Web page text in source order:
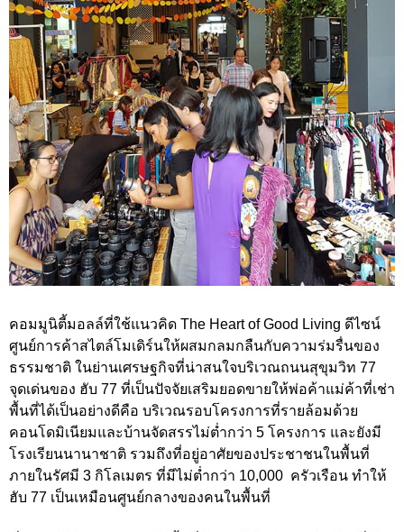
คอมมูนิตี้มอลล์ที่ใช้แนวคิด The Heart of Good Living ดีไซน์
ศูนย์การค้าสไตล์โมเดิร์นให้ผสมกลมกลืนกับความร่มรื่นของ
ธรรมชาติ ในย่านเศรษฐกิจที่น่าสนใจบริเวณถนนสุขุมวิท 77
จุดเด่นของ ฮับ 77 ที่เป็นปัจจัยเสริมยอดขายให้พ่อค้าแม่ค้าที่เช่า
พื้นที่ได้เป็นอย่างดีคือ บริเวณรอบโครงการที่รายล้อมด้วย
คอนโดมิเนียมและบ้านจัดสรรไม่ต่ำกว่า 5 โครงการ และยังมี
โรงเรียนนานาชาติ รวมถึงที่อยู่อาศัยของประชาชนในพื้นที่
ภายในรัศมี 3 กิโลเมตร ที่มีไม่ต่ำกว่า 10,000 ครัวเรือน ทำให้
ฮับ 77 เป็นเหมือนศูนย์กลางของคนในพื้นที่